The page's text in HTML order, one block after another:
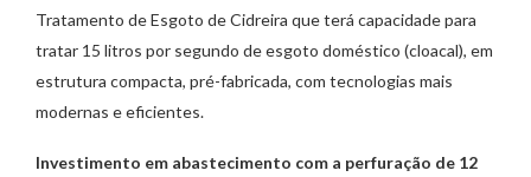
Tratamento de Esgoto de Cidreira que terá capacidade para
tratar 15 litros por segundo de esgoto doméstico (cloacal), em
estrutura compacta, pré-fabricada, com tecnologias mais
modernas e eficientes.
Investimento em abastecimento com a perfuração de 12